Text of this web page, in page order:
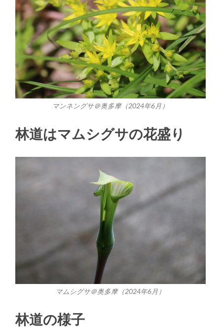
マンネングサ＠奥多摩（2024年6月）
林道はマムシグサの花盛り
マムシグサ＠奥多摩（2024年6月）
林道の様子